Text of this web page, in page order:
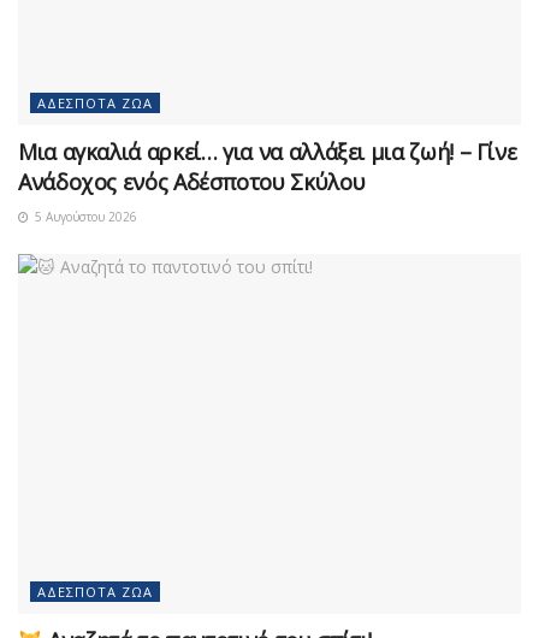
ΑΔΈΣΠΟΤΑ ΖΏΑ
Μια αγκαλιά αρκεί… για να αλλάξει μια ζωή! – Γίνε
Ανάδοχος ενός Αδέσποτου Σκύλου
5 Αυγούστου 2026
ΑΔΈΣΠΟΤΑ ΖΏΑ